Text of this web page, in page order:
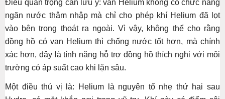
Điều quan trọng cần lưu ý: van Helium không có chức năng
ngăn nước thâm nhập mà chỉ cho phép khí Helium đã lọt
vào bên trong thoát ra ngoài. Vì vậy, không thể cho rằng
đồng hồ có van Helium thì chống nước tốt hơn, mà chính
xác hơn, đây là tính năng hỗ trợ đồng hồ thích nghi với môi
trường có áp suất cao khi lặn sâu.
Một điều thú vị là: Helium là nguyên tố nhẹ thứ hai sau